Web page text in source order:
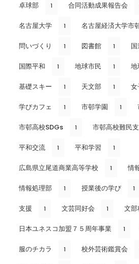
卓球部 1 合同活動成果報告会
名古屋大学 1 名古屋経済大学市
問いづくり 1 図書館 1
国際平和 1 地球市民 1
基礎スキー 1 天文部 1
学びカフェ 1 市邨学園 1
市邨高校SDGs 1 市邨高校難民
平和交流 1 平和学習 1
広島県立尾道商業高等学校 1 情
情報処理部 1 授業後の学び 1
支援 1 文芸同好会 1 文
日本ユネスコ加盟７５周年事業 1
服のチカラ 1 校外芸術鑑賞会